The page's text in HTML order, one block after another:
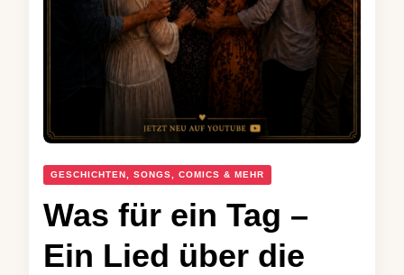
GESCHICHTEN, SONGS, COMICS & MEHR
Was für ein Tag –
Ein Lied über die